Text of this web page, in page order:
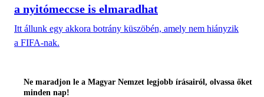
a nyitómeccse is elmaradhat
Itt állunk egy akkora botrány küszöbén, amely nem hiányzik
a FIFA-nak.
Ne maradjon le a Magyar Nemzet legjobb írásairól, olvassa őket
minden nap!